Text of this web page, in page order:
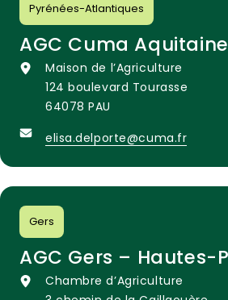
Pyrénées-Atlantiques
AGC Cuma Aquitaine
Maison de l’Agriculture
124 boulevard Tourasse
64078 PAU
elisa.delporte@cuma.fr
Gers
AGC Gers – Hautes-
Chambre d’Agriculture